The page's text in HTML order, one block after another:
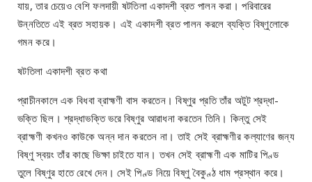
যায়, তার চেয়েও বেশি ফলদায়ী ষটতিলা একাদশী ব্রত পালন করা। পরিবারের
উন্নতিতে এই ব্রত সহায়ক। এই একাদশী ব্রত পালন করলে ব্যক্তি বিষ্ণুলোকে
গমন করে।
ষটতিলা একাদশী ব্রত কথা
প্রাচীনকালে এক বিধবা ব্রাহ্মণী বাস করতেন। বিষ্ণুর প্রতি তাঁর অটুট শ্রদ্ধা-
ভক্তি ছিল। শ্রদ্ধাভক্তি ভরে বিষ্ণুর আরাধনা করতেন তিনি। কিন্তু সেই
ব্রাহ্মণী কখনও কাউকে অন্ন দান করতেন না। তাই সেই ব্রাহ্মণীর কল্যাণের জন্য
বিষ্ণু স্বয়ং তাঁর কাছে ভিক্ষা চাইতে যান। তখন সেই ব্রাহ্মণী এক মাটির পিণ্ড
তুলে বিষ্ণুর হাতে রেখে দেন। সেই পিণ্ড নিয়ে বিষ্ণু বৈকুণ্ঠ ধাম প্রস্থান করে।